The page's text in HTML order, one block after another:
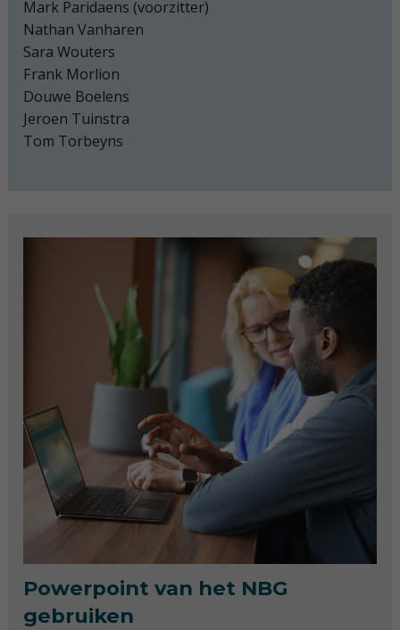
Mark Paridaens (voorzitter)
Nathan Vanharen
Sara Wouters
Frank Morlion
Douwe Boelens
Jeroen Tuinstra
Tom Torbeyns
Powerpoint van het NBG
gebruiken